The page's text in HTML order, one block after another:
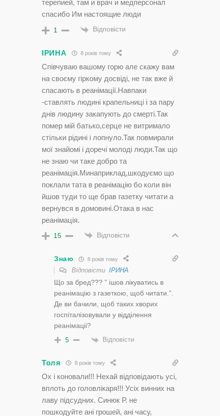
терепией, там и врач и медперсонал
спасибо Им настоящие люди
1 Відповісти
ІРИНА 8 років тому
Співчуваю вашому горю але скажу вам
на своєму гіркому досвіді, не так вже й
спасають в реанімації.Навпаки
-ставлять людині крапельниці і за пару
днів людину закапують до смерті.Так
помер мій батько,серце не витримало
стільки рідині і лопнуло.Так повмирали
мої знайомі і доречі молоді люди.Так що
не знаю чи таке добро та
реанімація.Минаприклад,шкодуємо що
поклали тата в реанімацію бо коли він
йшов туди то ще брав газетку читати а
вернувся в домовині.Отака в нас
реанімація.
15 Відповісти
Знаю 8 років тому
Відповісти ІРИНА
Що за бред??? ” ішов лікуватись в
реанімацію з газеткою, щоб читати.”.
Де ви бачили, щоб таких хворих
госпіталізовували у відділення
реанімаціі?
5 Відповісти
Толя 8 років тому
Ох і коновали!!! Нехай відповідають усі,
вплоть до головлікаря!!! Усіх винних на
лаву підсудних. Синюк Р. не
пошкодуйте ані грошей, ані часу,